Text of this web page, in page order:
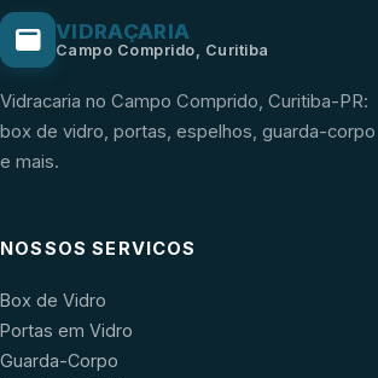
VIDRAÇARIA
Campo Comprido, Curitiba
Vidracaria no Campo Comprido, Curitiba-PR:
box de vidro, portas, espelhos, guarda-corpo
e mais.
NOSSOS SERVICOS
Box de Vidro
Portas em Vidro
Guarda-Corpo